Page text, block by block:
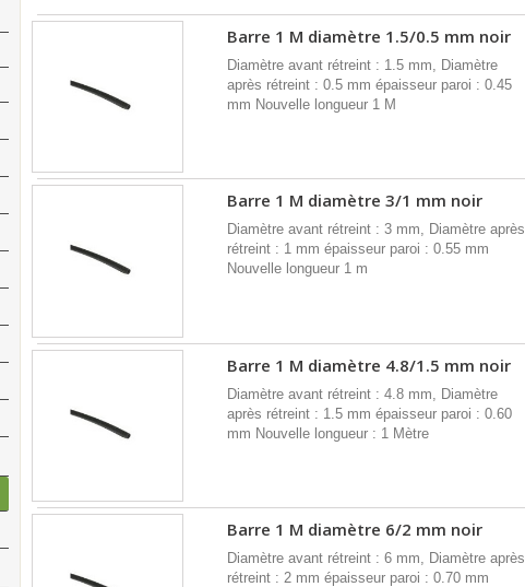
Barre 1 M diamètre 1.5/0.5 mm noir
Diamètre avant rétreint : 1.5 mm, Diamètre
après rétreint : 0.5 mm épaisseur paroi : 0.45
mm Nouvelle longueur 1 M
Barre 1 M diamètre 3/1 mm noir
Diamètre avant rétreint : 3 mm, Diamètre après
rétreint : 1 mm épaisseur paroi : 0.55 mm
Nouvelle longueur 1 m
Barre 1 M diamètre 4.8/1.5 mm noir
Diamètre avant rétreint : 4.8 mm, Diamètre
après rétreint : 1.5 mm épaisseur paroi : 0.60
mm Nouvelle longueur : 1 Mètre
Barre 1 M diamètre 6/2 mm noir
Diamètre avant rétreint : 6 mm, Diamètre après
rétreint : 2 mm épaisseur paroi : 0.70 mm